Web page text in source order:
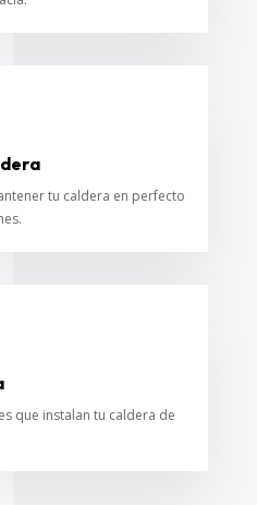
tu caldera en perfecto
que instalan tu caldera de